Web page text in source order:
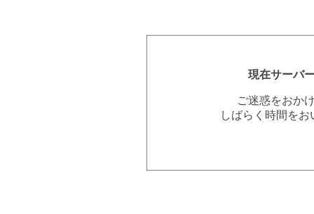
現在サーバ
ご迷惑をおか
しばらく時間を